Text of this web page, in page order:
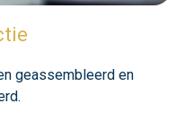
geassembleerd en